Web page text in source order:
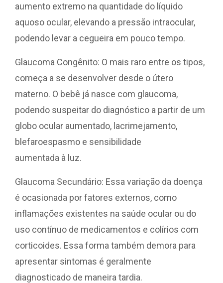
aumento extremo na quantidade do líquido
aquoso ocular, elevando a pressão intraocular,
podendo levar a cegueira em pouco tempo.
Glaucoma Congênito: O mais raro entre os tipos,
começa a se desenvolver desde o útero
materno. O bebê já nasce com glaucoma,
podendo suspeitar do diagnóstico a partir de um
globo ocular aumentado, lacrimejamento,
blefaroespasmo e sensibilidade
aumentada à luz.
Glaucoma Secundário: Essa variação da doença
é ocasionada por fatores externos, como
inflamações existentes na saúde ocular ou do
uso contínuo de medicamentos e colírios com
corticoides. Essa forma também demora para
apresentar sintomas é geralmente
diagnosticado de maneira tardia.